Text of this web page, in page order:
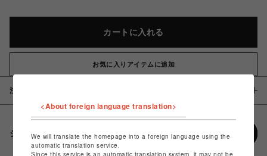
カートに入れる
お気に入りアイテムに追加
注意事項
シェアする
<About foreign language translation>
We will translate the homepage into a foreign language using the
automatic translation service.
Since this service is an automatic translation system, it may not be